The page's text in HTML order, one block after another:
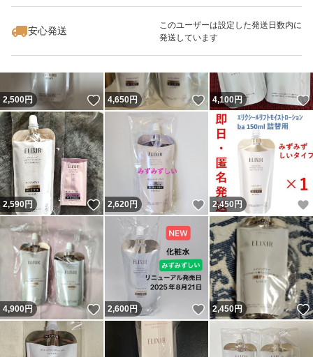
安心発送
このユーザーは設定した発送日数内に
発送しています
2,500円 いいね！
4,650円 いいね！
4,100円
2,590円 いいね！
2,620円 いいね！
2,450 円
4,900円 いいね！
2,600円 いいね！
2,450円